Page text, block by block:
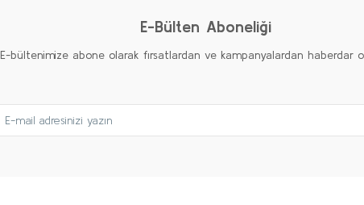
E-Bülten Aboneliği
E-bültenimize abone olarak fırsatlardan ve kampanyalardan haberdar